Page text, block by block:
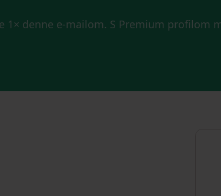
1× denne e-mailom. S Premium profilom